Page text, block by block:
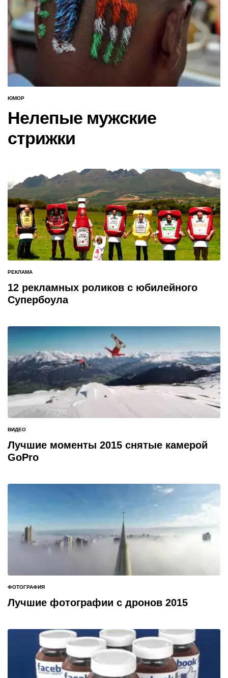
ОПУБЛИКОВАНО
ЮМОР
Нелепые мужские
стрижки
ОПУБЛИКОВАНО
В
РЕКЛАМА
12 рекламных роликов с юбилейного
Супербоула
ОПУБЛИКОВАНО
В
ВИДЕО
Лучшие моменты 2015 снятые камерой
GoPro
ОПУБЛИКОВАНО
В
ФОТОГРАФИЯ
Лучшие фотографии с дронов 2015